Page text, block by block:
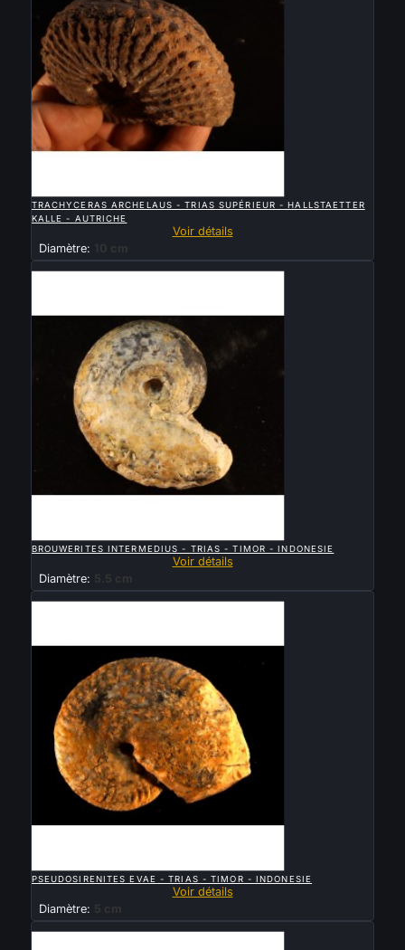
TRACHYCERAS ARCHELAUS - TRIAS SUPÉRIEUR - HALLSTAETTER
KALLE - AUTRICHE
Voir détails
Diamètre:
10 cm
Vendu
BROUWERITES INTERMEDIUS - TRIAS - TIMOR - INDONESIE
Voir détails
Diamètre: 5.5 cm
Vendu
PSEUDOSIRENITES EVAE - TRIAS - TIMOR - INDONESIE
Voir détails
Diamètre: 5 cm
Vendu